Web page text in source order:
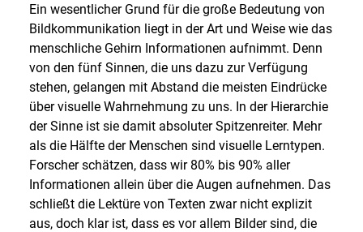
Ein wesentlicher Grund für die große Bedeutung von
Bildkommunikation liegt in der Art und Weise wie das
menschliche Gehirn Informationen aufnimmt. Denn
von den fünf Sinnen, die uns dazu zur Verfügung
stehen, gelangen mit Abstand die meisten Eindrücke
über visuelle Wahrnehmung zu uns. In der Hierarchie
der Sinne ist sie damit absoluter Spitzenreiter. Mehr
als die Hälfte der Menschen sind visuelle Lerntypen.
Forscher schätzen, dass wir 80% bis 90% aller
Informationen allein über die Augen aufnehmen. Das
schließt die Lektüre von Texten zwar nicht explizit
aus, doch klar ist, dass es vor allem Bilder sind, die